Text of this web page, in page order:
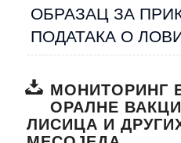
ОБРАЗАЦ ЗА
ПОДАТАКА О
МОНИТОРИНГ
ОРАЛНЕ
ЛИСИЦА И